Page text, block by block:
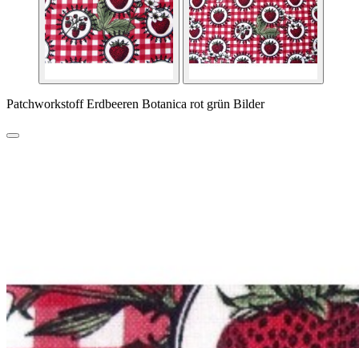
Patchworkstoff Erdbeeren Botanica rot grün Bilder